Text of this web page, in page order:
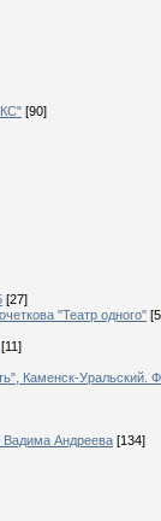
[90]
[27]
"Театр одного"
[11]
Каменск-Уральский.
Вадима Андреева [134]